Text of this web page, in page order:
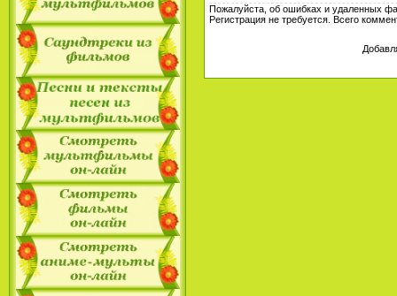
Пожалуйста, об ошибках и удаленных
Регистрация не требуется. Всего